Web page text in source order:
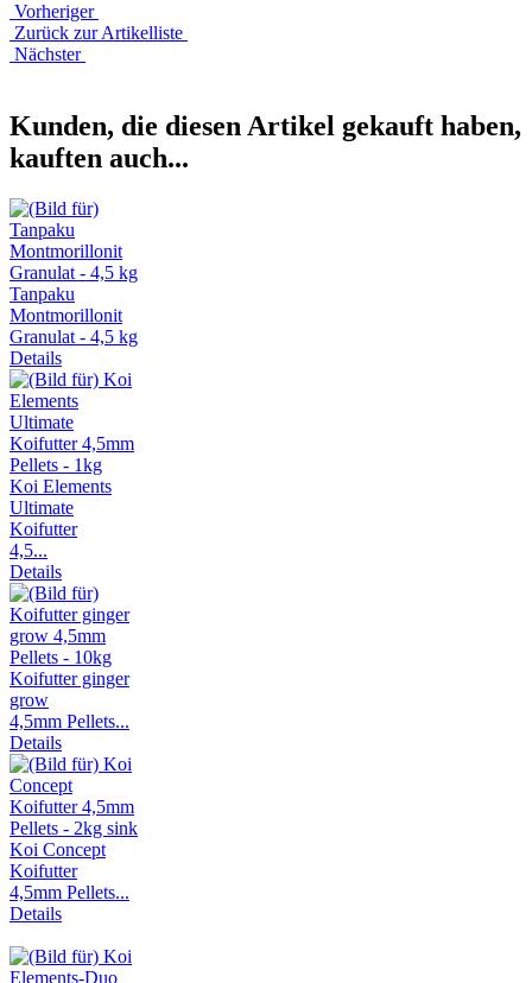
Vorheriger
Zurück zur Artikelliste
Nächster
Kunden, die diesen Artikel gekauft haben,
kauften auch...
Tanpaku
Montmorillonit
Granulat - 4,5 kg
Details
Koi Elements
Ultimate
Koifutter
4,5...
Details
Koifutter ginger
grow
4,5mm Pellets...
Details
Koi Concept
Koifutter
4,5mm Pellets...
Details